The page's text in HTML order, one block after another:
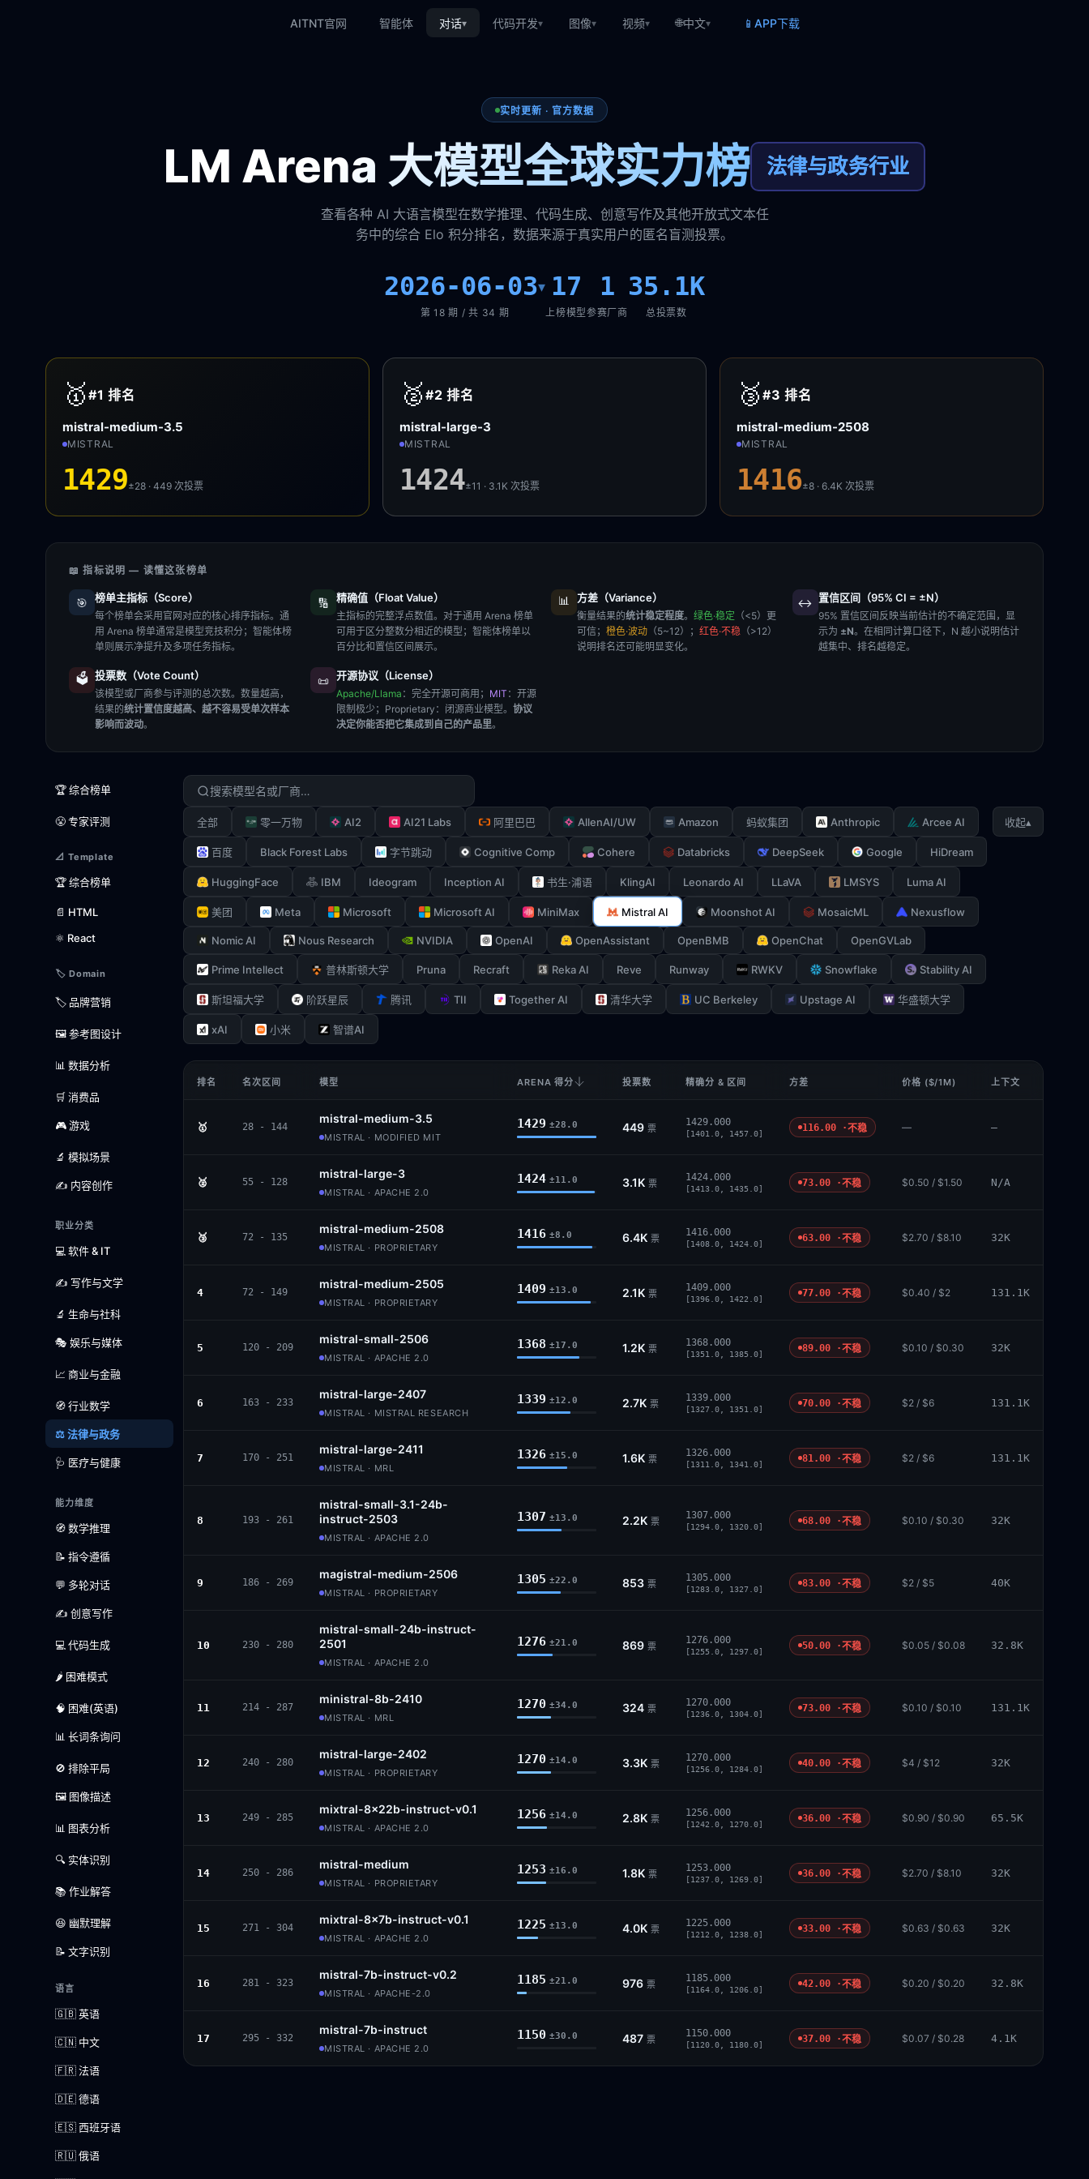
AITNT官网 智能体 对话▾ 代码开发▾ 图像▾ 视频▾ 🌐中文▾ 📱 APP下载
实时更新 · 官方数据
LM Arena 大模型全球实力榜 法律与政务行业
查看各种 AI 大语言模型在数学推理、代码生成、创意写作及其他开放式文本任
务中的综合 Elo 积分排名，数据来源于真实用户的匿名盲测投票。
2026-06-03▾
第 18 期 / 共 34 期
17
上榜模型
1
参赛厂商
35.1K
总投票数
🥇 #1排名
mistral-medium-3.5
MISTRAL
1429±28 · 449次投票
🥈 #2排名
mistral-large-3
MISTRAL
1424±11 · 3.1K次投票
🥉 #3排名
mistral-medium-2508
MISTRAL
1416±8 · 6.4K次投票
📖 指标说明 — 读懂这张榜单
🎯 榜单主指标（Score）
每个榜单会采用官网对应的核心排序指标。通
用 Arena 榜单通常是模型竞技积分；智能体榜
单则展示净提升及多项任务指标。
🔢 精确值（Float Value）
主指标的完整浮点数值。对于通用 Arena 榜单
可用于区分整数分相近的模型；智能体榜单以
百分比和置信区间展示。
📊 方差（Variance）
衡量结果的统计稳定程度。 绿色·稳定 （<5）更
可信； 橙色·波动 （5~12）； 红色·不稳 （>12）
说明排名还可能明显变化。
↔️ 置信区间（95% CI = ±N）
95% 置信区间反映当前估计的不确定范围，显
示为 ±N。在相同计算口径下，N 越小说明估计
越集中、排名越稳定。
🗳️ 投票数（Vote Count）
该模型或厂商参与评测的总次数。数量越高，
结果的统计置信度越高、越不容易受单次样本
影响而波动。
📜 开源协议（License）
Apache/Llama ：完全开源可商用； MIT ：开源
限制极少； Proprietary ：闭源商业模型。 协议
决定你能否把它集成到自己的产品里。
🏆 综合榜单
😤 专家评测
📐 Template
🏆 综合榜单
📄 HTML
⚛️ React
🏷️ Domain
🏷️ 品牌营销
🖼️ 参考图设计
📊 数据分析
🛒 消费品
🎮 游戏
🔬 模拟场景
✍️ 内容创作
职业分类
💻 软件 & IT
✍️ 写作与文学
🔬 生命与社科
🎭 娱乐与媒体
📈 商业与金融
🧭 行业数学
⚖️ 法律与政务
🩺 医疗与健康
能力维度
🧭 数学推理
📝 指令遵循
💬 多轮对话
✍️ 创意写作
💻 代码生成
🌶️ 困难模式
🧠 困难(英语)
📊 长词条询问
🚫 排除平局
🖼️ 图像描述
📊 图表分析
🔍 实体识别
📚 作业解答
😆 幽默理解
📝 文字识别
语言
🇬🇧 英语
🇨🇳 中文
🇫🇷 法语
🇩🇪 德语
🇪🇸 西班牙语
🇷🇺 俄语
全部 零一万物 AI2 AI21 Labs 阿里巴巴 AllenAI/UW Amazon 蚂蚁集团 Anthropic Arcee AI
百度 Black Forest Labs 字节跳动 Cognitive Comp Cohere Databricks DeepSeek Google HiDream
HuggingFace IBM Ideogram Inception AI 书生·浦语 KlingAI Leonardo AI LLaVA LMSYS Luma AI
美团 Meta Microsoft Microsoft AI MiniMax Mistral AI Moonshot AI MosaicML Nexusflow
Nomic AI Nous Research NVIDIA OpenAI OpenAssistant OpenBMB OpenChat OpenGVLab
Prime Intellect 普林斯顿大学 Pruna Recraft Reka AI Reve Runway RWKV Snowflake Stability AI
斯坦福大学 阶跃星辰 腾讯 TII Together AI 清华大学 UC Berkeley Upstage AI 华盛顿大学
xAI 小米 智谱AI
收起▴
排名 名次区间 模型 ARENA 得分 投票数 精确分 & 区间 方差 价格 ($/1M) 上下文
🥇 28 - 144
mistral-medium-3.5
MISTRAL · MODIFIED MIT
1429 ±28.0 449 票
1429.000
[1401.0, 1457.0]
116.00 ·不稳 — —
🥈 55 - 128
mistral-large-3
MISTRAL · APACHE 2.0
1424 ±11.0 3.1K 票
1424.000
[1413.0, 1435.0]
73.00 ·不稳 $0.50 / $1.50 N/A
🥉 72 - 135
mistral-medium-2508
MISTRAL · PROPRIETARY
1416 ±8.0 6.4K 票
1416.000
[1408.0, 1424.0]
63.00 ·不稳 $2.70 / $8.10 32K
4 72 - 149
mistral-medium-2505
MISTRAL · PROPRIETARY
1409 ±13.0 2.1K 票
1409.000
[1396.0, 1422.0]
77.00 ·不稳 $0.40 / $2 131.1K
5 120 - 209
mistral-small-2506
MISTRAL · APACHE 2.0
1368 ±17.0 1.2K 票
1368.000
[1351.0, 1385.0]
89.00 ·不稳 $0.10 / $0.30 32K
6 163 - 233
mistral-large-2407
MISTRAL · MISTRAL RESEARCH
1339 ±12.0 2.7K 票
1339.000
[1327.0, 1351.0]
70.00 ·不稳 $2 / $6 131.1K
7 170 - 251
mistral-large-2411
MISTRAL · MRL
1326 ±15.0 1.6K 票
1326.000
[1311.0, 1341.0]
81.00 ·不稳 $2 / $6 131.1K
8 193 - 261
mistral-small-3.1-24b-
instruct-2503
MISTRAL · APACHE 2.0
1307 ±13.0 2.2K 票
1307.000
[1294.0, 1320.0]
68.00 ·不稳 $0.10 / $0.30 32K
9 186 - 269
magistral-medium-2506
MISTRAL · PROPRIETARY
1305 ±22.0 853 票
1305.000
[1283.0, 1327.0]
83.00 ·不稳 $2 / $5 40K
10 230 - 280
mistral-small-24b-instruct-
2501
MISTRAL · APACHE 2.0
1276 ±21.0 869 票
1276.000
[1255.0, 1297.0]
50.00 ·不稳 $0.05 / $0.08 32.8K
11 214 - 287
ministral-8b-2410
MISTRAL · MRL
1270 ±34.0 324 票
1270.000
[1236.0, 1304.0]
73.00 ·不稳 $0.10 / $0.10 131.1K
12 240 - 280
mistral-large-2402
MISTRAL · PROPRIETARY
1270 ±14.0 3.3K 票
1270.000
[1256.0, 1284.0]
40.00 ·不稳 $4 / $12 32K
13 249 - 285
mixtral-8x22b-instruct-v0.1
MISTRAL · APACHE 2.0
1256 ±14.0 2.8K 票
1256.000
[1242.0, 1270.0]
36.00 ·不稳 $0.90 / $0.90 65.5K
14 250 - 286
mistral-medium
MISTRAL · PROPRIETARY
1253 ±16.0 1.8K 票
1253.000
[1237.0, 1269.0]
36.00 ·不稳 $2.70 / $8.10 32K
15 271 - 304
mixtral-8x7b-instruct-v0.1
MISTRAL · APACHE 2.0
1225 ±13.0 4.0K 票
1225.000
[1212.0, 1238.0]
33.00 ·不稳 $0.63 / $0.63 32K
16 281 - 323
mistral-7b-instruct-v0.2
MISTRAL · APACHE-2.0
1185 ±21.0 976 票
1185.000
[1164.0, 1206.0]
42.00 ·不稳 $0.20 / $0.20 32.8K
17 295 - 332
mistral-7b-instruct
MISTRAL · APACHE 2.0
1150 ±30.0 487 票
1150.000
[1120.0, 1180.0]
37.00 ·不稳 $0.07 / $0.28 4.1K